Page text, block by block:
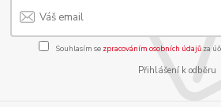
Souhlasím se zpracováním osobních údajůza
Přihlášení k odběru